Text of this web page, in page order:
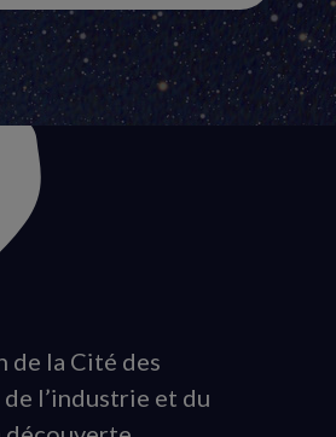
de la Cité des
l’industrie et du